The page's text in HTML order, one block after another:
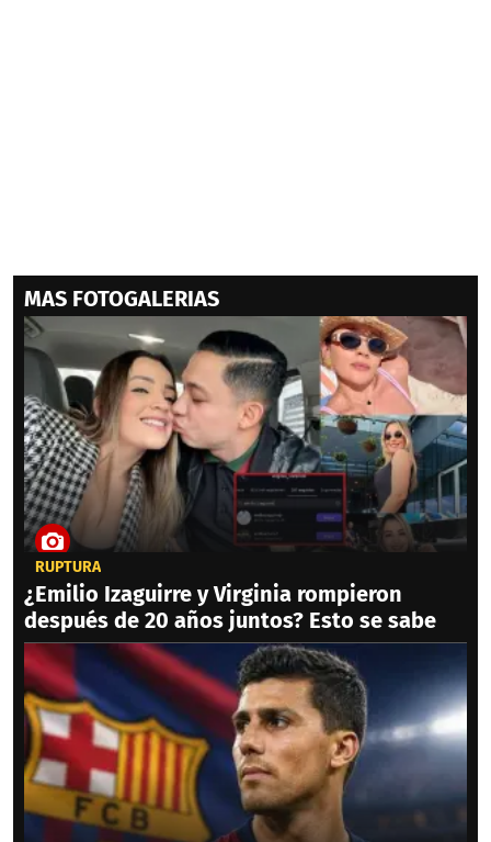
MAS FOTOGALERIAS
RUPTURA
¿Emilio Izaguirre y Virginia rompieron
después de 20 años juntos? Esto se sabe